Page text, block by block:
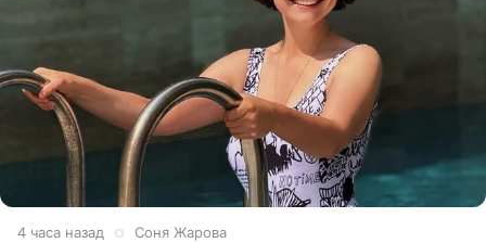
4 часа назад Соня Жарова